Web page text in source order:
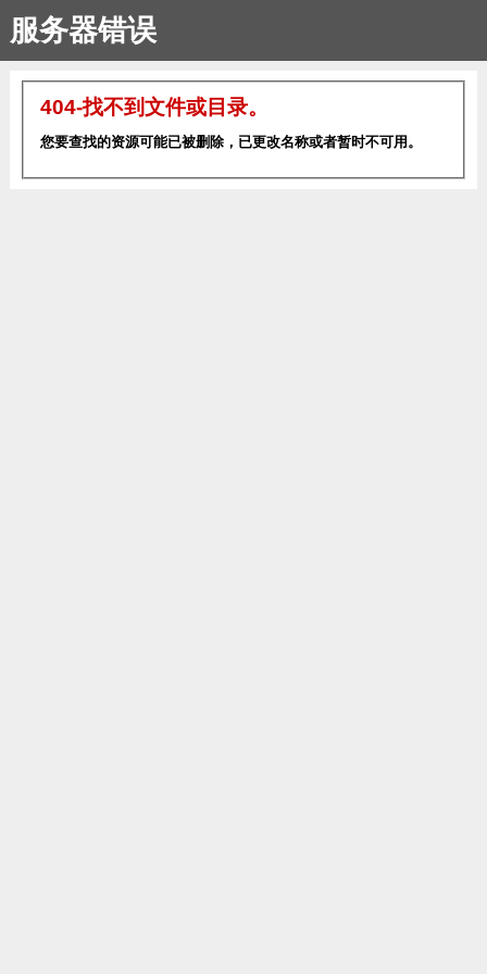
服务器错误
404-找不到文件或目录。
您要查找的资源可能已被删除，已更改名称或者暂时不可用。